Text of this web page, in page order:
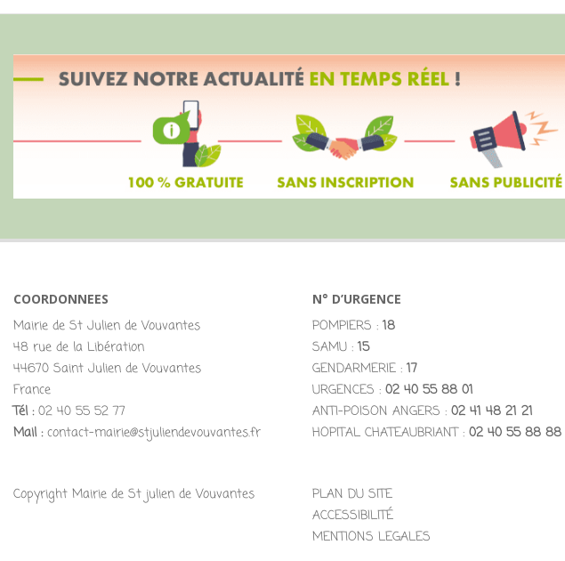
COORDONNEES
Mairie de St Julien de Vouvantes
48 rue de la Libération
44670 Saint Julien de Vouvantes
France
Tél :02 40 55 52 77
Mail :contact-mairie@stjuliendevouvantes.fr
Copyright Mairie de St julien de Vouvantes
N° D’URGENCE
POMPIERS : 18
SAMU : 15
GENDARMERIE : 17
URGENCES : 02 40 55 88 01
ANTI-POISON ANGERS : 02 41 48 21 21
HOPITAL CHATEAUBRIANT : 02 40 55 88 88
PLAN DU SITE
ACCESSIBILITÉ
MENTIONS LEGALES